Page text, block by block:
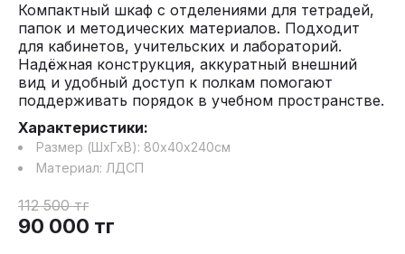
Компактный шкаф с отделениями для тетрадей,
папок и методических материалов. Подходит
для кабинетов, учительских и лабораторий.
Надёжная конструкция, аккуратный внешний
вид и удобный доступ к полкам помогают
поддерживать порядок в учебном пространстве.
Характеристики:
Размер (ШхГхВ): 80х40х240см
Материал: ЛДСП
112 500тг
90 000 тг